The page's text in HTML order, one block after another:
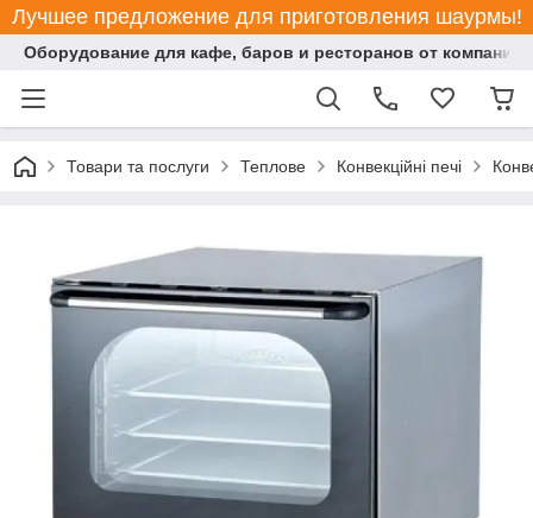
Лучшее предложение для приготовления шаурмы!
Оборудование для кафе, баров и ресторанов от компании
Товари та послуги Теплове Конвекційні печі